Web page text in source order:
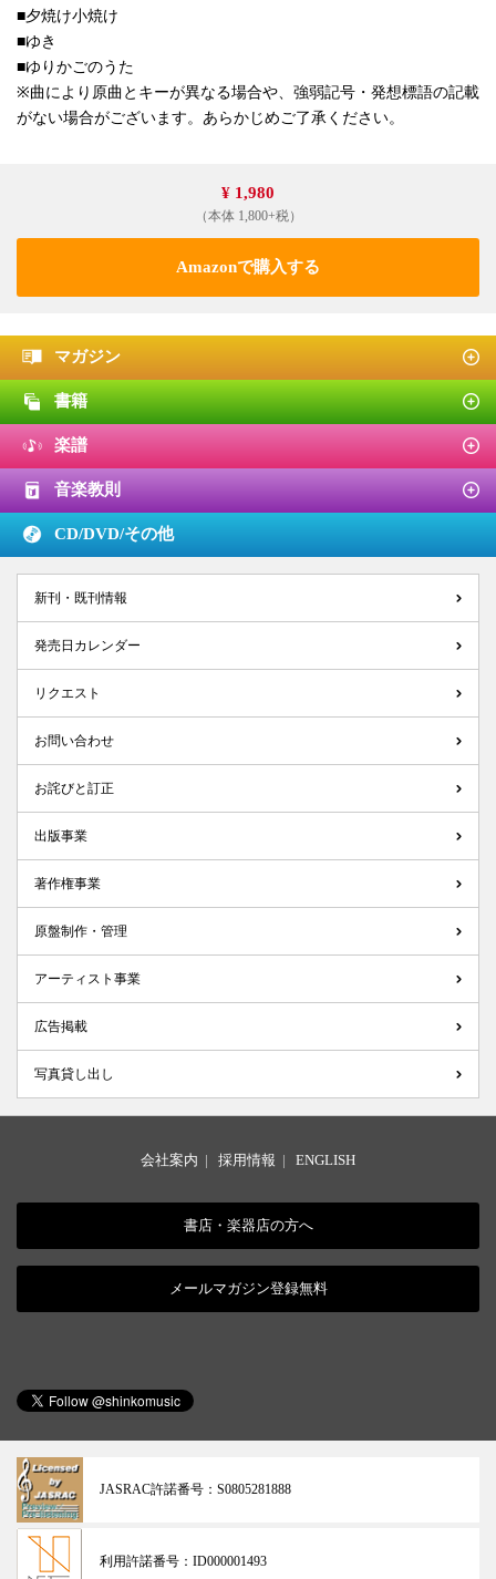
■夕焼け小焼け
■ゆき
■ゆりかごのうた
※曲により原曲とキーが異なる場合や、強弱記号・発想標語の記載
がない場合がございます。あらかじめご了承ください。
¥ 1,980
（本体 1,800+税）
Amazonで購入する
マガジン
書籍
楽譜
音楽教則
CD/DVD/その他
新刊・既刊情報
発売日カレンダー
リクエスト
お問い合わせ
お詫びと訂正
出版事業
著作権事業
原盤制作・管理
アーティスト事業
広告掲載
写真貸し出し
会社案内 | 採用情報 | ENGLISH
書店・楽器店の方へ
メールマガジン登録無料
JASRAC許諾番号： S0805281888
利用許諾番号： ID000001493